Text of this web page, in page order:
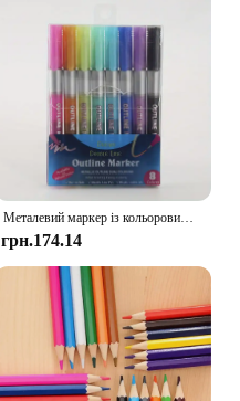
Металевий маркер із кольоровим контуром 8/12, надхвиляста подвійна ручка, яка використовується як блискуча ручка для вітальних листівок, ручок для рукоділля
грн.174.14